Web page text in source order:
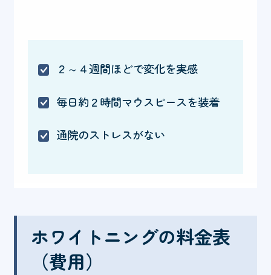
２～４週間ほどで変化を実感
毎日約２時間マウスピースを装着
通院のストレスがない
ホワイトニングの料金表
（費用）